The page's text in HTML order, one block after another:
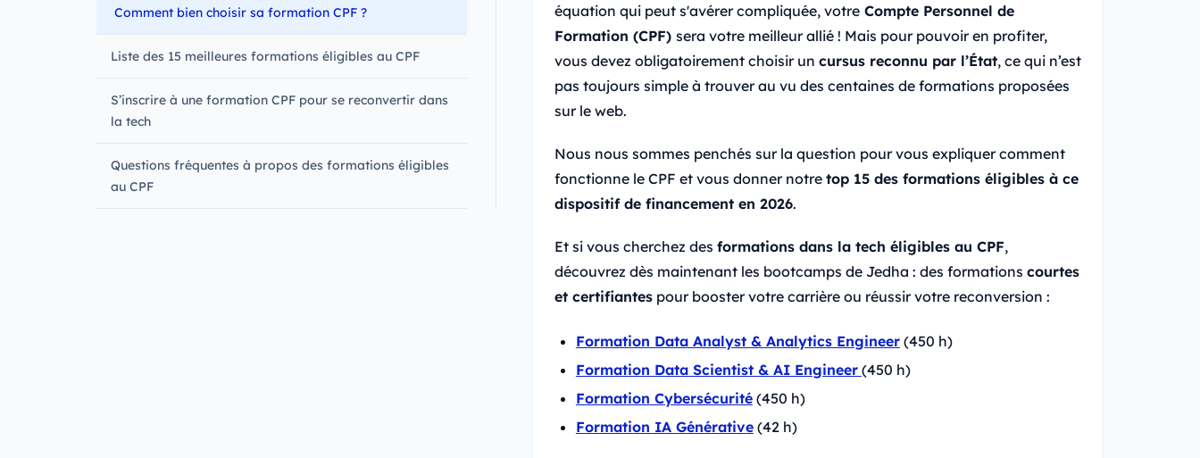
Comment bien choisir sa formation CPF ?
Liste des 15 meilleures formations éligibles au CPF
S’inscrire à une formation CPF pour se reconvertir dans
la tech
Questions fréquentes à propos des formations éligibles
au CPF
équation qui peut s'avérer compliquée, votreCompte Personnel de
Formation (CPF) sera votre meilleur allié ! Mais pour pouvoir en profiter,
vous devez obligatoirement choisir un cursus reconnu par l’État, ce qui n’est
pas toujours simple à trouver au vu des centaines de formations proposées
sur le web.
Nous nous sommes penchés sur la question pour vous expliquer comment
fonctionne le CPF et vous donner notre top 15 des formations éligibles à ce
dispositif de financement en 2026.
Et si vous cherchez des formations dans la tech éligibles au CPF,
découvrez dès maintenant les bootcamps de Jedha : des formations courtes
et certifiantespour booster votre carrière ou réussir votre reconversion :
Formation Data Analyst & Analytics Engineer(450 h)
Formation Data Scientist & AI Engineer (450 h)
Formation Cybersécurité(450 h)
Formation IA Générative(42 h)